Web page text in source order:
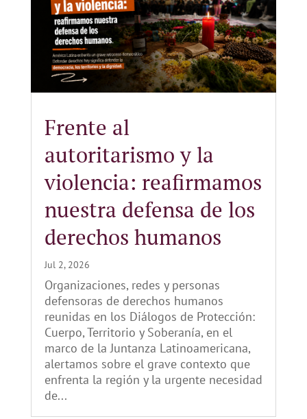
Frente al
autoritarismo y la
violencia: reafirmamos
nuestra defensa de los
derechos humanos
Jul 2, 2026
Organizaciones, redes y personas
defensoras de derechos humanos
reunidas en los Diálogos de Protección:
Cuerpo, Territorio y Soberanía, en el
marco de la Juntanza Latinoamericana,
alertamos sobre el grave contexto que
enfrenta la región y la urgente necesidad
de...